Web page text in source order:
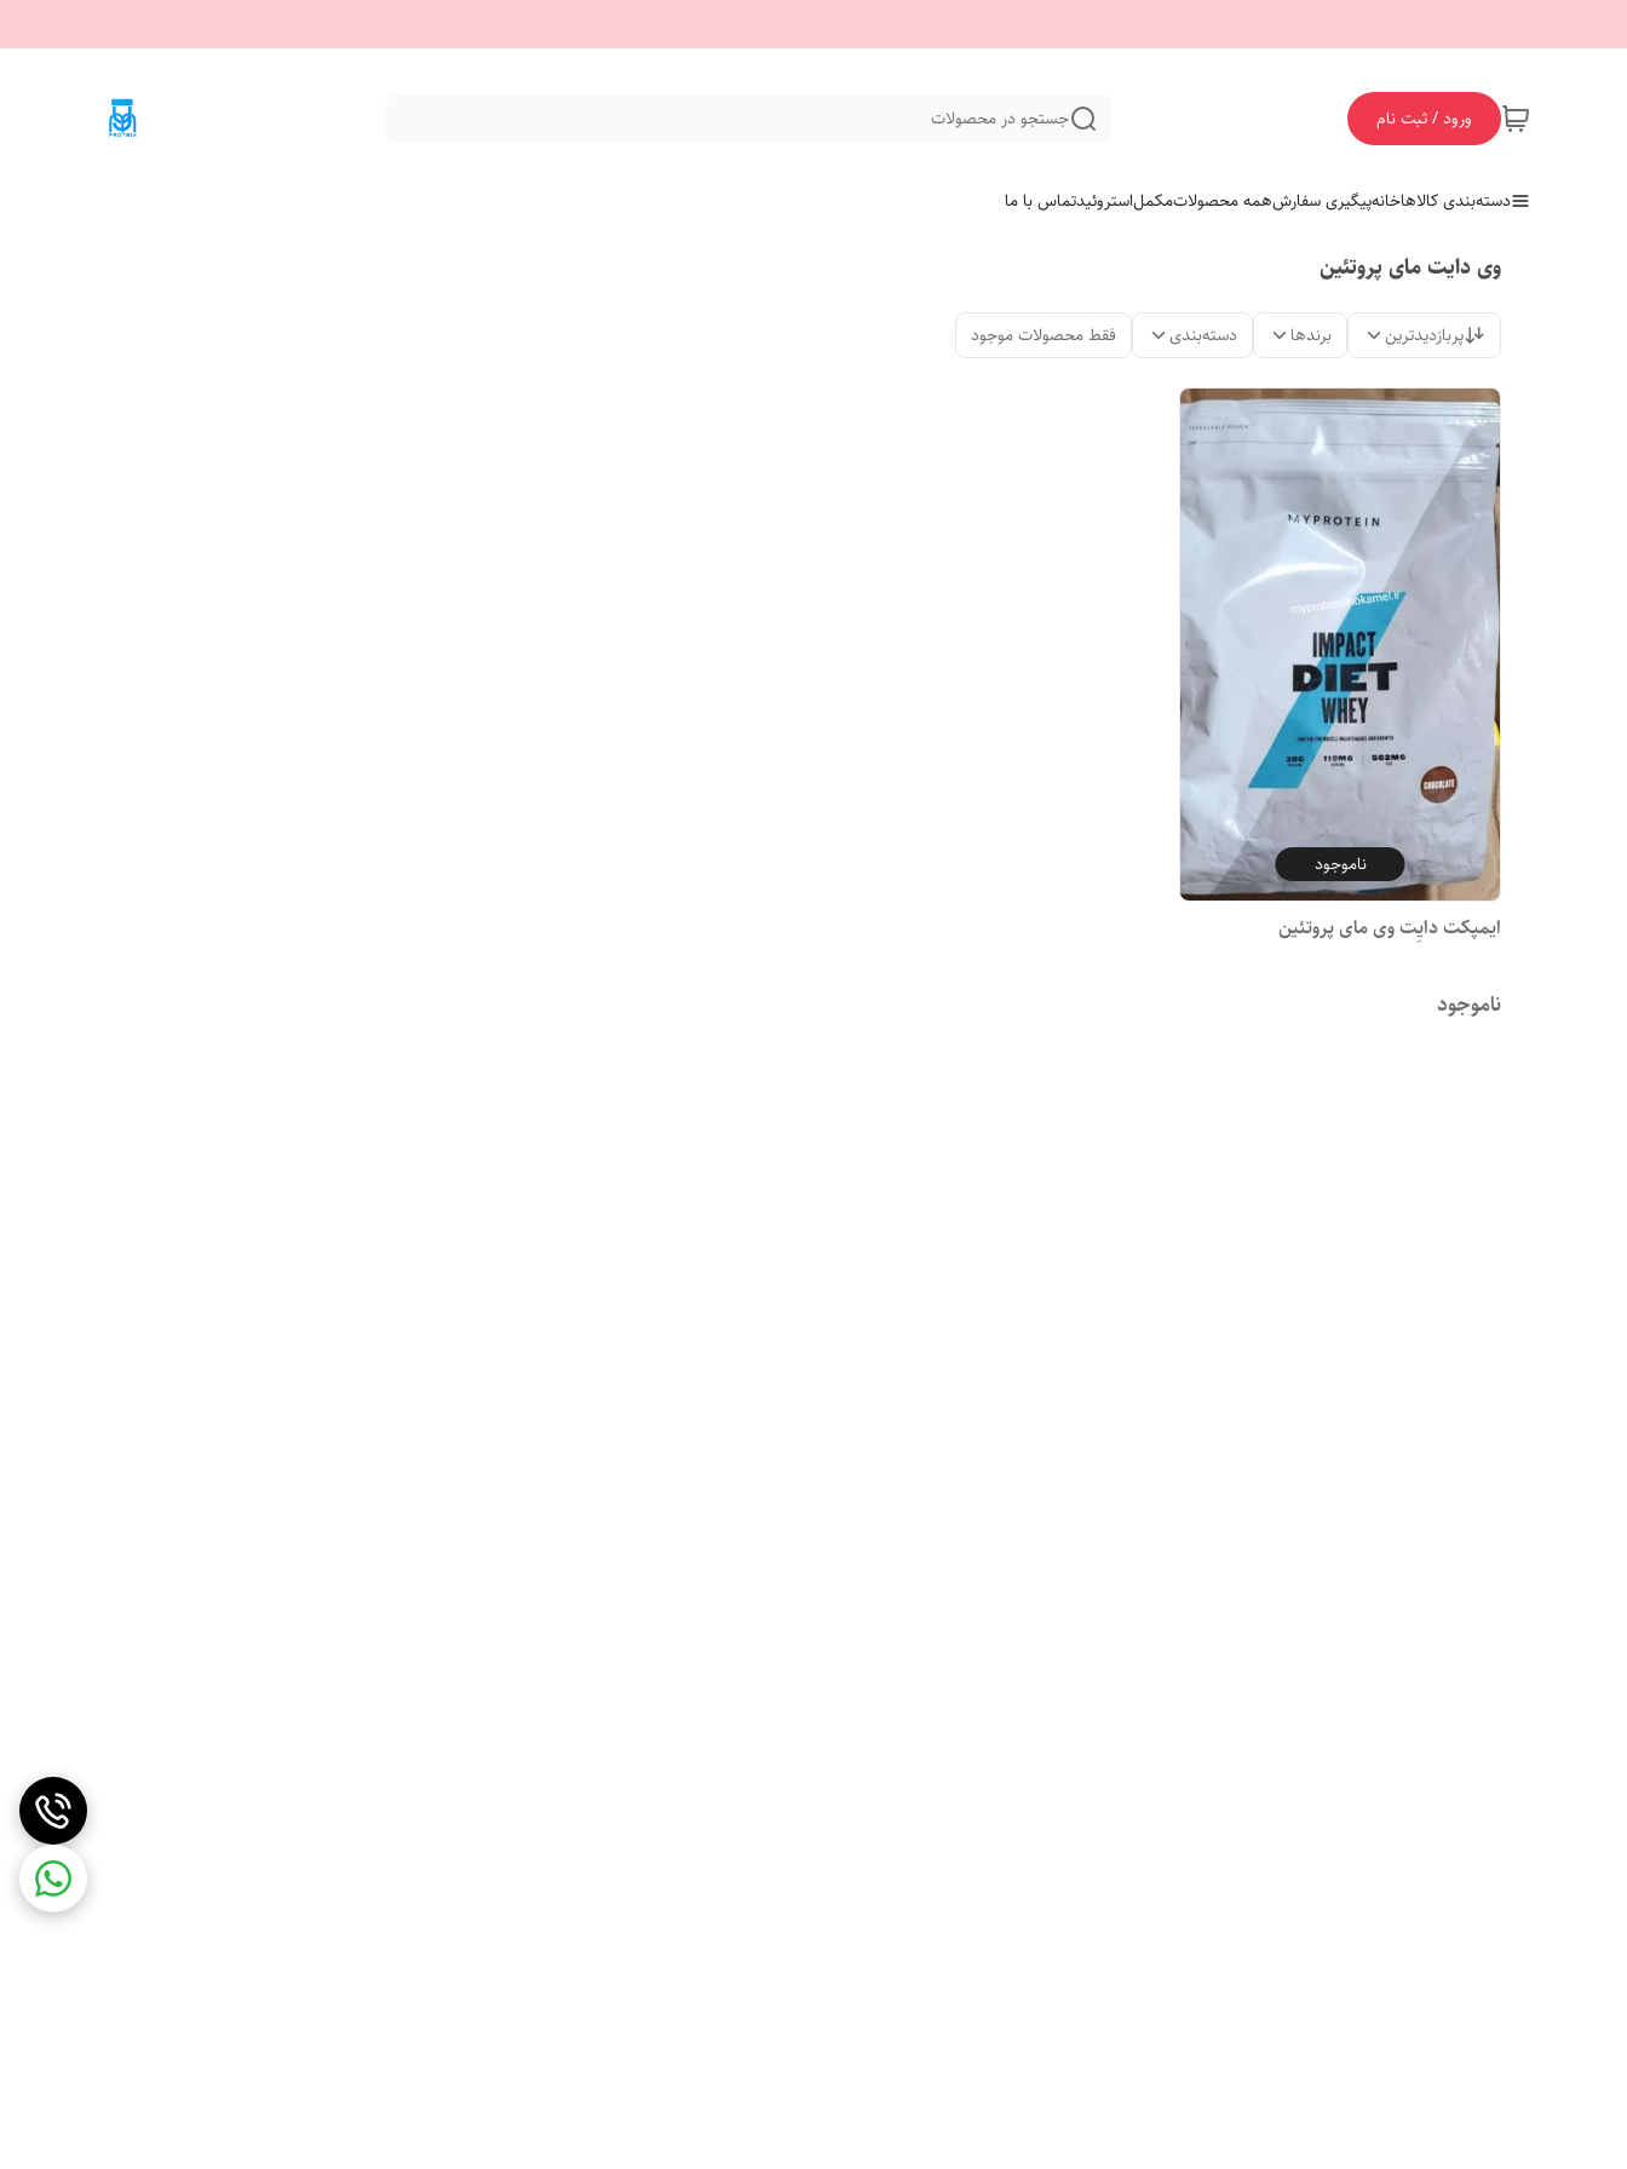
ورود / ثبت نام جستجو در محصولات
دسته‌بندی کالاهاخانهپیگیری سفارشهمه محصولاتمکملاستروئیدتماس با ما
وی دایت مای پروتئین
پربازدیدترین برندها دسته‌بندی فقط محصولات موجود
ناموجود
ایمپکت دایِت وی مای پروتئین
ناموجود